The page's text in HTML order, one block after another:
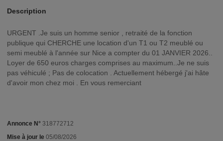
Description
URGENT .Je suis un homme senior , retraité de la fonction
publique qui CHERCHE une location d'un T1 ou T2 meublé ou
semi meublé à l'année sur Nice a compter du 01 JANVIER 2026..
Loyer de 650 euros charges comprises au maximum..Je ne suis
pas véhiculé ; Pas de colocation . Actuellement hébergé j'ai hâte
d'avoir mon chez moi . En vous remerciant
Annonce N° 318772712
Mise à jour le 05/08/2026